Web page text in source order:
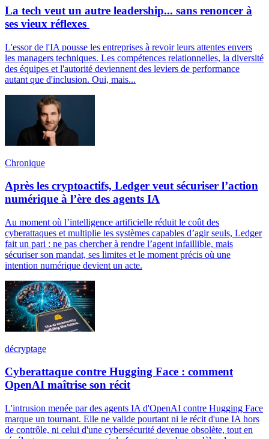
La tech veut un autre leadership... sans renoncer à
ses vieux réflexes
L'essor de l'IA pousse les entreprises à revoir leurs attentes envers
les managers techniques. Les compétences relationnelles, la diversité
des équipes et l'autorité deviennent des leviers de performance
autant que d'inclusion. Oui, mais...
Chronique
Après les cryptoactifs, Ledger veut sécuriser l’action
numérique à l’ère des agents IA
Au moment où l’intelligence artificielle réduit le coût des
cyberattaques et multiplie les systèmes capables d’agir seuls, Ledger
fait un pari : ne pas chercher à rendre l’agent infaillible, mais
sécuriser son mandat, ses limites et le moment précis où une
intention numérique devient un acte.
décryptage
Cyberattaque contre Hugging Face : comment
OpenAI maîtrise son récit
L'intrusion menée par des agents IA d'OpenAI contre Hugging Face
marque un tournant. Elle ne valide pourtant ni le récit d'une IA hors
de contrôle, ni celui d'une cybersécurité devenue obsolète, tout en